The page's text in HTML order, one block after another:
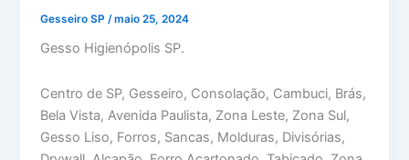
Gesseiro SP /maio 25, 2024
Gesso Higienópolis SP.
Centro de SP, Gesseiro, Consolação, Cambuci, Brás,
Bela Vista, Avenida Paulista, Zona Leste, Zona Sul,
Gesso Liso, Forros, Sancas, Molduras, Divisórias,